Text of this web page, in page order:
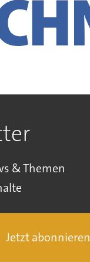
& Themen
Jetzt abonnieren